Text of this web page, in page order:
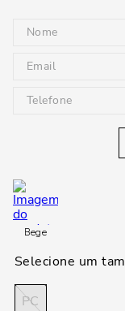
Bege
PC